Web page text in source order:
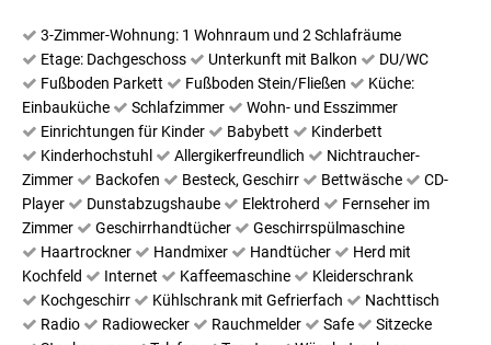
3-Zimmer-Wohnung: 1 Wohnraum und 2 Schlafräume
Etage: Dachgeschoss
Unterkunft mit Balkon
DU/WC
Fußboden Parkett
Fußboden Stein/Fließen
Küche:
Einbauküche
Schlafzimmer
Wohn- und Esszimmer
Einrichtungen für Kinder
Babybett
Kinderbett
Kinderhochstuhl
Allergikerfreundlich
Nichtraucher-
Zimmer
Backofen Besteck, Geschirr Bettwäsche
CD-
Player
Dunstabzugshaube Elektroherd
Fernseher im
Zimmer
Geschirrhandtücher
Geschirrspülmaschine
Haartrockner
Handmixer Handtücher
Herd mit
Kochfeld
Internet Kaffeemaschine
Kleiderschrank
Kochgeschirr
Kühlschrank mit Gefrierfach
Nachttisch
Radio
Radiowecker Rauchmelder Safe
Sitzecke